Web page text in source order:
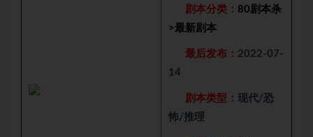
剧本分类： 80剧本杀
>最新剧本
最后发布： 2022-07-
14
剧本类型： 现代/恐
怖/推理